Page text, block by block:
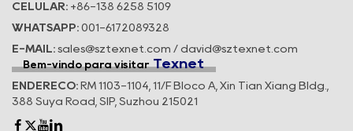
CELULAR: +86-138 6258 5109
WHATSAPP: 001-6172089328
E-MAIL: sales@sztexnet.com / david@sztexnet.com
Bem-vindo para visitar Texnet
ENDEREÇO: RM 1103-1104, 11/F Bloco A, Xin Tian Xiang Bldg.,
388 Suya Road, SIP, Suzhou 215021